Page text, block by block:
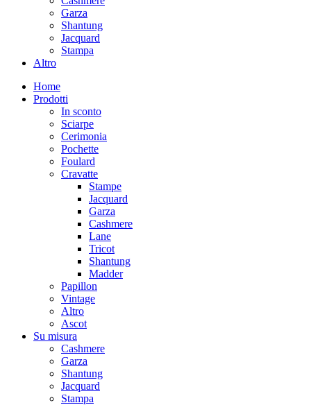
Garza
Shantung
Jacquard
Stampa
Altro
Home
Prodotti
In sconto
Sciarpe
Cerimonia
Pochette
Foulard
Cravatte
Stampe
Jacquard
Garza
Cashmere
Lane
Tricot
Shantung
Madder
Papillon
Vintage
Altro
Ascot
Su misura
Cashmere
Garza
Shantung
Jacquard
Stampa